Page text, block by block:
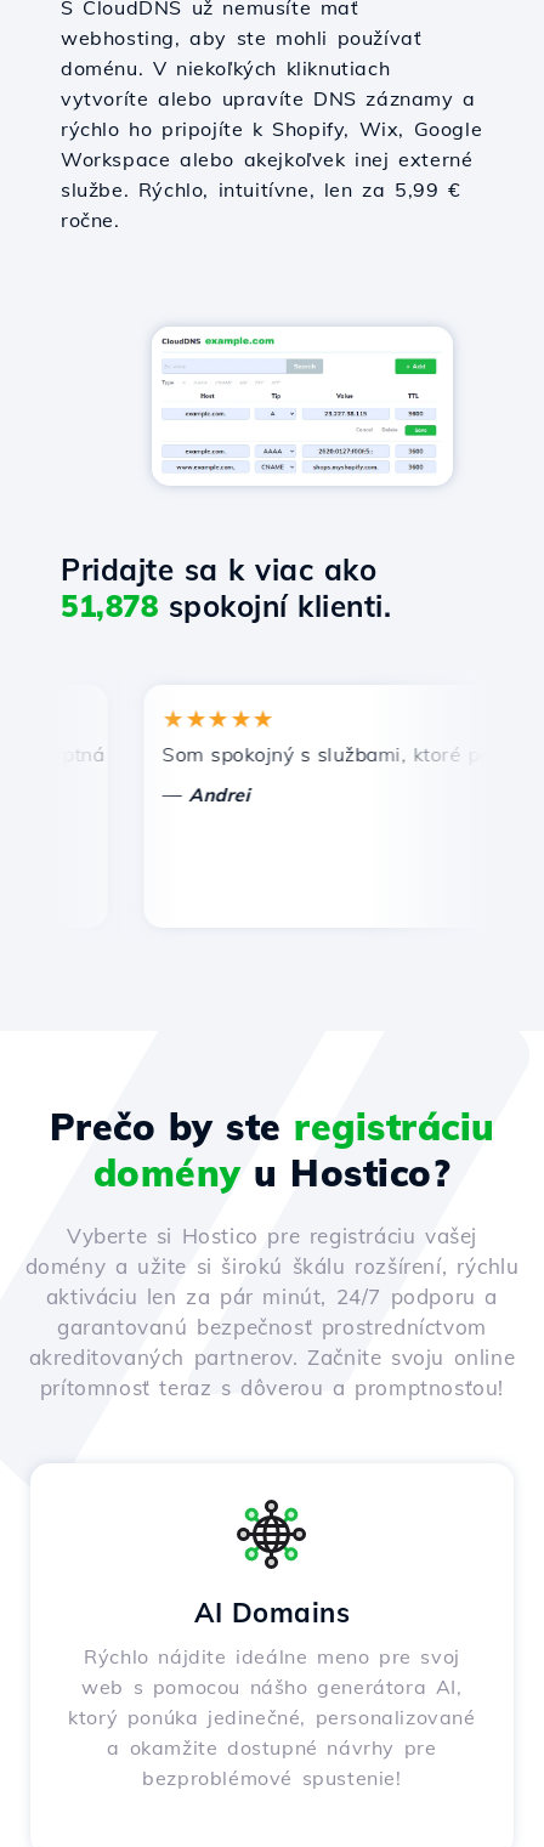
S CloudDNS už nemusíte mať
webhosting, aby ste mohli používať
doménu. V niekoľkých kliknutiach
vytvoríte alebo upravíte DNS záznamy a
rýchlo ho pripojíte k Shopify, Wix, Google
Workspace alebo akejkoľvek inej externé
službe. Rýchlo, intuitívne, len za 5,99 €
ročne.
Pridajte sa k viac ako
51,878 spokojní klienti.
a efektívna technická podpora.
★★★★★
Som spokojný s službami, ktoré ponúka
Andrei
Prečo by ste registráciu
doményu Hostico?
Vyberte si Hostico pre registráciu vašej
domény a užite si širokú škálu rozšírení, rýchlu
aktiváciu len za pár minút, 24/7 podporu a
garantovanú bezpečnosť prostredníctvom
akreditovaných partnerov. Začnite svoju online
prítomnosť teraz s dôverou a promptnosťou!
AI Domains
Rýchlo nájdite ideálne meno pre svoj
web s pomocou nášho generátora AI,
ktorý ponúka jedinečné, personalizované
a okamžite dostupné návrhy pre
bezproblémové spustenie!